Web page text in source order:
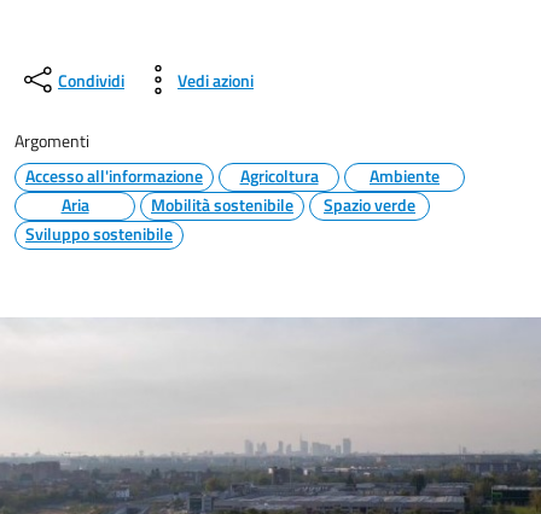
Condividi Vedi azioni
Argomenti
Accesso all'informazione
Agricoltura
Ambiente
Aria
Mobilità sostenibile
Spazio verde
Sviluppo sostenibile